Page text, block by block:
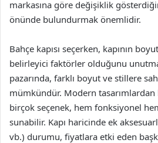
markasına göre değişiklik
önünde bulundurmak önemlidir.
Bahçe kapısı seçerken, kapının
belirleyici faktörler olduğunu
pazarında, farklı boyut ve stillere
mümkündür. Modern
birçok seçenek, hem fonksiyonel
sunabilir. Kapı haricinde ek
vb.) durumu, fiyatlara etki eden